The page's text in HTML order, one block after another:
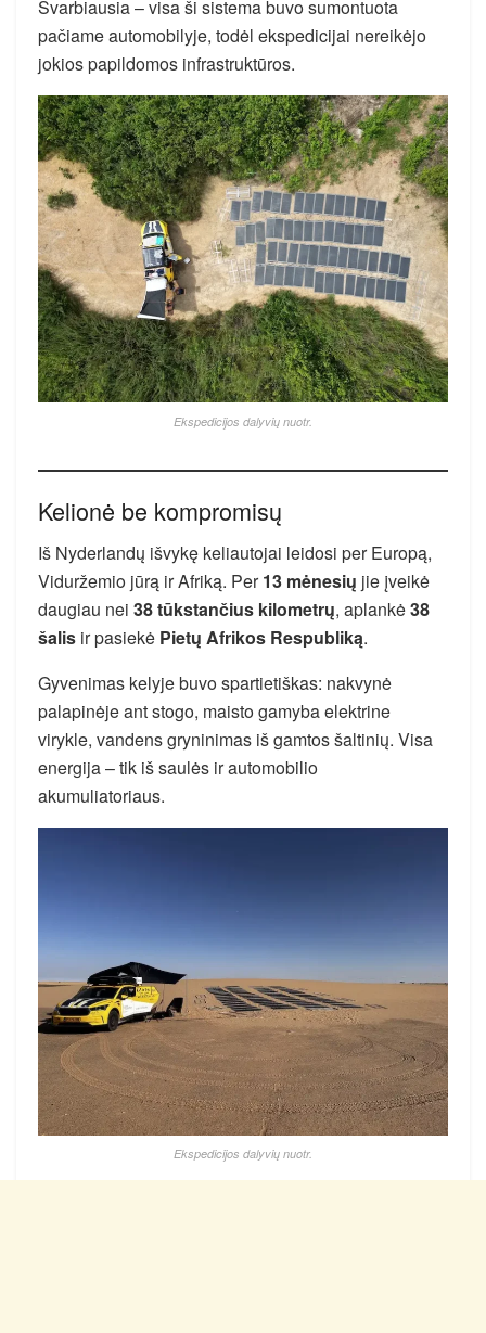
Svarbiausia – visa ši sistema buvo sumontuota
pačiame automobilyje, todėl ekspedicijai nereikėjo
jokios papildomos infrastruktūros.
Ekspedicijos dalyvių nuotr.
Kelionė be kompromisų
Iš Nyderlandų išvykę keliautojai leidosi per Europą,
Viduržemio jūrą ir Afriką. Per13 mėnesių jie įveikė
daugiau nei 38 tūkstančius kilometrų, aplankė38
šalis ir pasiekė Pietų Afrikos Respubliką.
Gyvenimas kelyje buvo spartietiškas: nakvynė
palapinėje ant stogo, maisto gamyba elektrine
virykle, vandens gryninimas iš gamtos šaltinių. Visa
energija – tik iš saulės ir automobilio
akumuliatoriaus.
Ekspedicijos dalyvių nuotr.